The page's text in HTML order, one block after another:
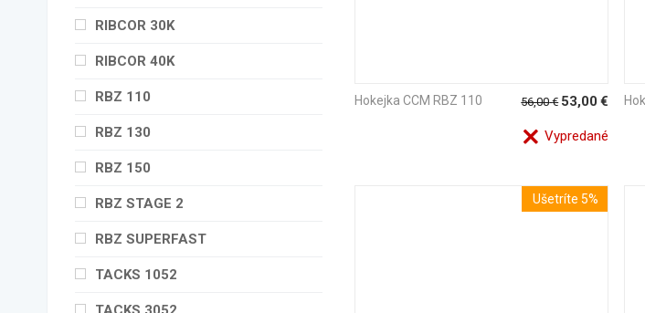
RIBCOR 30K
RIBCOR 40K
RBZ 110
RBZ 130
RBZ 150
RBZ STAGE 2
RBZ SUPERFAST
TACKS 1052
Hokejka CCM RBZ 110 56,00 € 53,00 €
Vypredané
Ušetríte 5%